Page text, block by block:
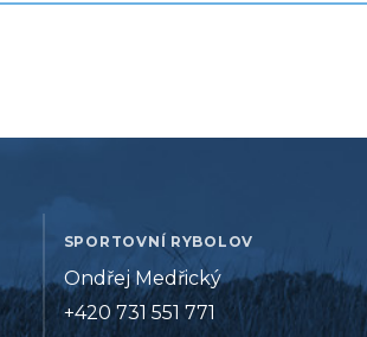
SPORTOVNÍ RYBOLOV
Ondřej Medřický
+420 731 551 771